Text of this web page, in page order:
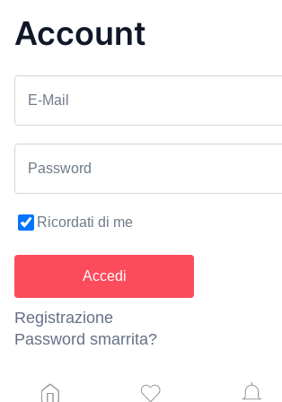
Account
E-Mail
Password
Ricordati di me
Registrazione
Password smarrita?